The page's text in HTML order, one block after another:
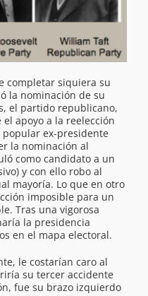
completar siquiera su
la nominación de su
el partido republicano,
apoyo a la reelección
ex-presidente
la nominación al
como candidato a un
y con ello robo al
mayoría. Lo que en otro
imposible para un
Tras una vigorosa
la presidencia
en el mapa electoral.
le costarían caro al
su tercer accidente
fue su brazo izquierdo